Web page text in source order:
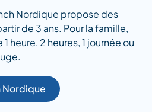
Nordique propose des
de 3 ans. Pour la famille,
heure, 2 heures, 1 journée ou
Nordique